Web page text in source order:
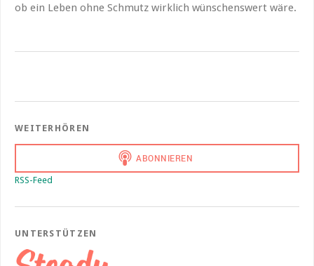
ob ein Leben ohne Schmutz wirklich wünschenswert wäre.
WEITERHÖREN
RSS-Feed
UNTERSTÜTZEN